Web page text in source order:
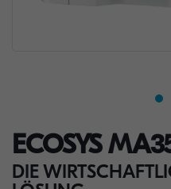
ECOSYS
DIE